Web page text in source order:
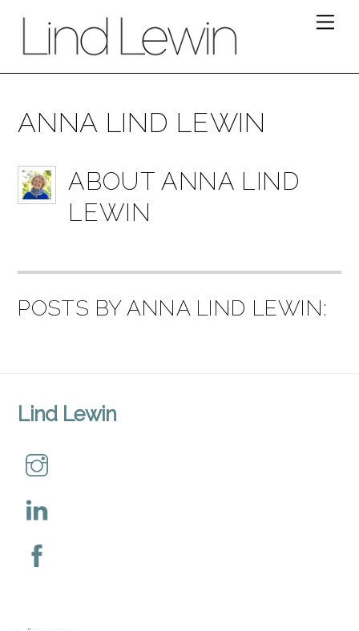
content
ANNA LIND LEWIN
ABOUT ANNA LIND
LEWIN
POSTS BY ANNA LIND LEWIN:
Lind Lewin